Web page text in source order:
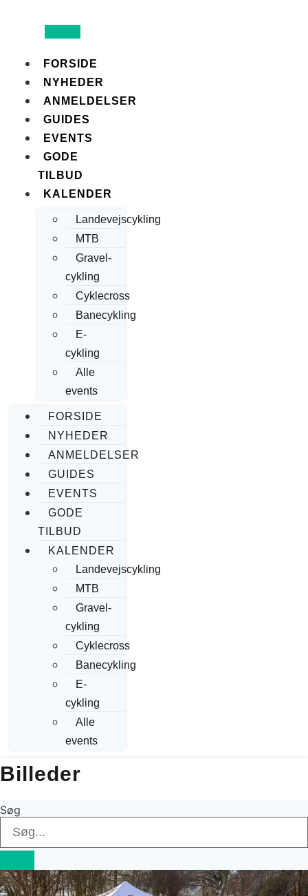
FORSIDE
NYHEDER
ANMELDELSER
GUIDES
EVENTS
GODE
TILBUD
KALENDER
Landevejscykling
MTB
Gravel-
cykling
Cyklecross
Banecykling
E-
cykling
Alle
events
FORSIDE
NYHEDER
ANMELDELSER
GUIDES
EVENTS
GODE
TILBUD
KALENDER
Landevejscykling
MTB
Gravel-
cykling
Cyklecross
Banecykling
E-
cykling
Alle
events
Billeder
Søg